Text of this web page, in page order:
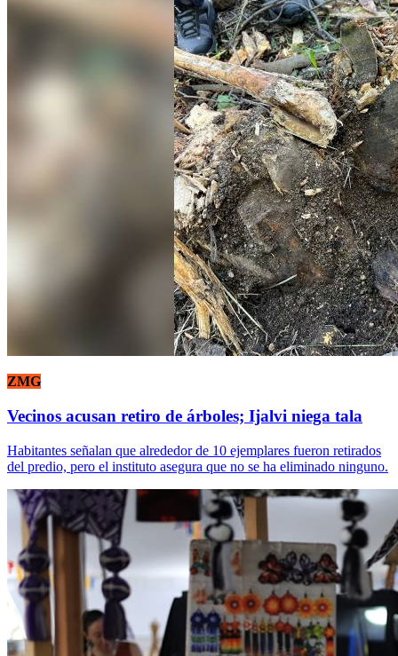
ZMG
Vecinos acusan retiro de árboles; Ijalvi niega tala
Habitantes señalan que alrededor de 10 ejemplares fueron retirados
del predio, pero el instituto asegura que no se ha eliminado ninguno.